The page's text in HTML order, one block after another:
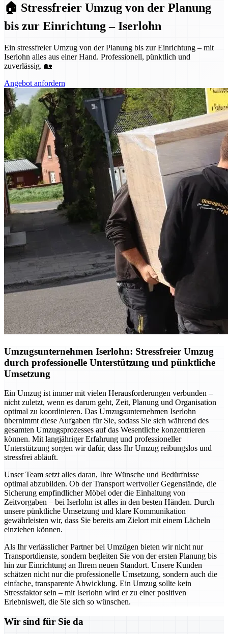
🏠 Stressfreier Umzug von der Planung
bis zur Einrichtung – Iserlohn
Ein stressfreier Umzug von der Planung bis zur Einrichtung – mit
Iserlohn alles aus einer Hand. Professionell, pünktlich und
zuverlässig. 🏡
Angebot anfordern
Umzugsunternehmen Iserlohn: Stressfreier Umzug
durch professionelle Unterstützung und pünktliche
Umsetzung
Ein Umzug ist immer mit vielen Herausforderungen verbunden –
nicht zuletzt, wenn es darum geht, Zeit, Planung und Organisation
optimal zu koordinieren. Das Umzugsunternehmen Iserlohn
übernimmt diese Aufgaben für Sie, sodass Sie sich während des
gesamten Umzugsprozesses auf das Wesentliche konzentrieren
können. Mit langjähriger Erfahrung und professioneller
Unterstützung sorgen wir dafür, dass Ihr Umzug reibungslos und
stressfrei abläuft.
Unser Team setzt alles daran, Ihre Wünsche und Bedürfnisse
optimal abzubilden. Ob der Transport wertvoller Gegenstände, die
Sicherung empfindlicher Möbel oder die Einhaltung von
Zeitvorgaben – bei Iserlohn ist alles in den besten Händen. Durch
unsere pünktliche Umsetzung und klare Kommunikation
gewährleisten wir, dass Sie bereits am Zielort mit einem Lächeln
einziehen können.
Als Ihr verlässlicher Partner bei Umzügen bieten wir nicht nur
Transportdienste, sondern begleiten Sie von der ersten Planung bis
hin zur Einrichtung an Ihrem neuen Standort. Unsere Kunden
schätzen nicht nur die professionelle Umsetzung, sondern auch die
einfache, transparente Abwicklung. Ein Umzug sollte kein
Stressfaktor sein – mit Iserlohn wird er zu einer positiven
Erlebniswelt, die Sie sich so wünschen.
Wir sind für Sie da